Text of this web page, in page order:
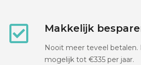
Makkelijk
Nooit meer teveel betalen.
mogelijk tot €335 per jaar.